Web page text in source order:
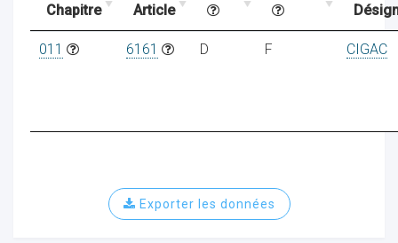
Chapitre Article
011 6161 D F CIGAC
Exporter les données